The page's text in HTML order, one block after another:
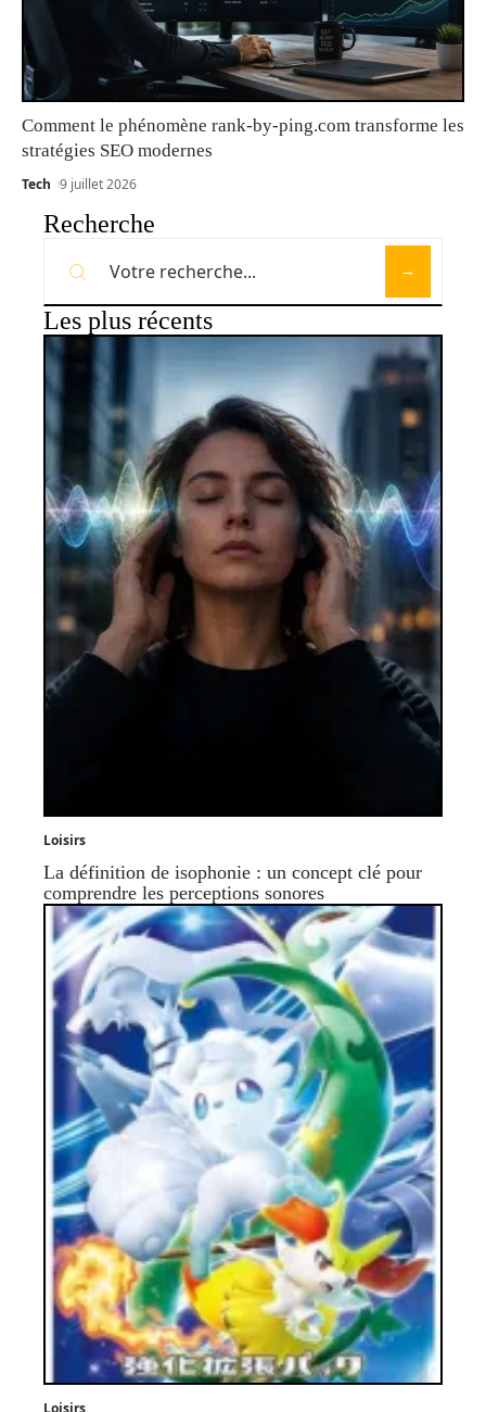
Comment le phénomène rank-by-ping.com transforme les
stratégies SEO modernes
Tech 9 juillet 2026
Recherche
Les plus récents
Loisirs
La définition de isophonie : un concept clé pour
comprendre les perceptions sonores